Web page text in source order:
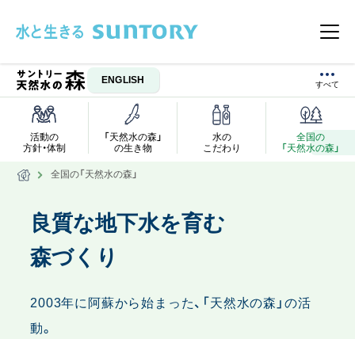
メ
ENGLISH
活動の
方針・体制
「天然水の森」
の生き物
水の
こだわり
全国の
「天然水の森」
全国の「天然水の森」
良質な地下水を育む
森づくり
2003年に阿蘇から始まった、「天然水の森」の活
動。